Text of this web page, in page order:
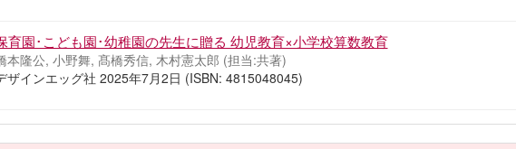
育園･こども園･幼稚園の先生に贈る 幼児教育×小学校算数教育
本隆公, 小野舞, 髙橋秀信, 木村憲太郎 (担当:共著)
ザインエッグ社 2025年7月2日 (ISBN: 4815048045)